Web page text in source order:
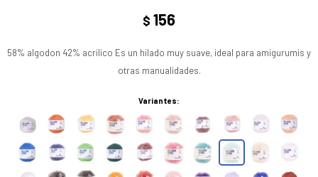
$ 156
58% algodon 42% acrilico Es un hilado muy suave, ideal para amigurumis y
otras manualidades.
Variantes: